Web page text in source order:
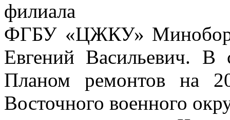
филиала
ФГБУ «ЦЖКУ»
Евгений Васильевич. В
Планом ремонтов на
Восточного военного